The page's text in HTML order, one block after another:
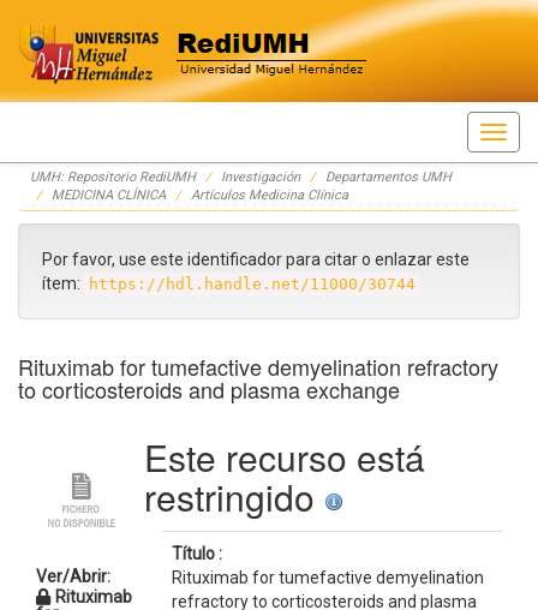
Skip
navigation
UMH: Repositorio RediUMH Investigación
Departamentos UMH
MEDICINA CLÍNICA
Artículos Medicina Clínica
Por favor, use este identificador para citar o enlazar este
ítem:
https://hdl.handle.net/11000/30744
Rituximab for tumefactive demyelination refractory
to corticosteroids and plasma exchange
Ver/Abrir:
Rituximab
Este recurso está
restringido
Título :
Rituximab for tumefactive demyelination
refractory to corticosteroids and plasma